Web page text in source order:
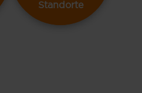
Standorte